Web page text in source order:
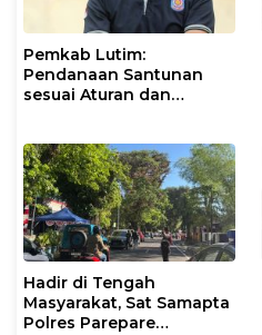
Pemkab Lutim:
Pendanaan Santunan
sesuai Aturan dan
Hadir di Tengah
Masyarakat, Sat Samapta
Polres Parepare